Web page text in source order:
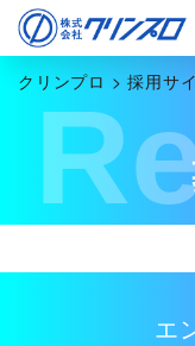
クリンプロ >採用サ
エ